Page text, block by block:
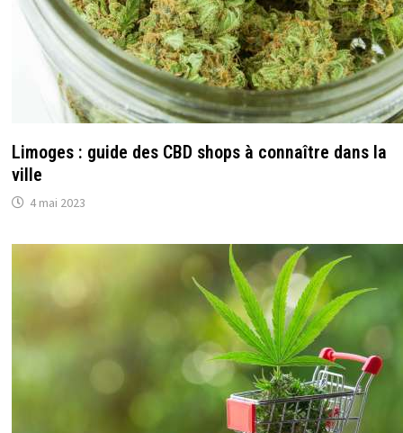
Limoges : guide des CBD shops à connaître dans la
ville
4 mai 2023